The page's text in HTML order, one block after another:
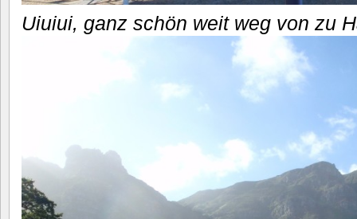
Uiuiui, ganz schön weit weg von zu